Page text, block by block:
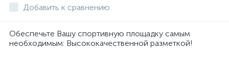
Добавить к сравнению
Обеспечьте Вашу спортивную площадку самым
необходимым: Высококачественной разметкой!